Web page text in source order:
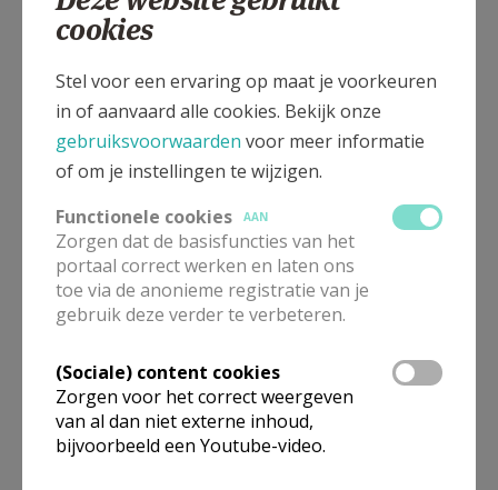
onderstaande lijst kan je het aanbod van kerken in de buurt
raadplegen.
Omgeving
cookies
Stel voor een ervaring op maat je voorkeuren
in of aanvaard alle cookies. Bekijk onze
gebruiksvoorwaarden voor meer informatie
of om je instellingen te wijzigen.
Functionele cookies
AAN
Zorgen dat de basisfuncties van het
portaal correct werken en laten ons
toe via de anonieme registratie van je
gebruik deze verder te verbeteren.
(Sociale) content cookies
Zorgen voor het correct weergeven
van al dan niet externe inhoud,
bijvoorbeeld een Youtube-video.